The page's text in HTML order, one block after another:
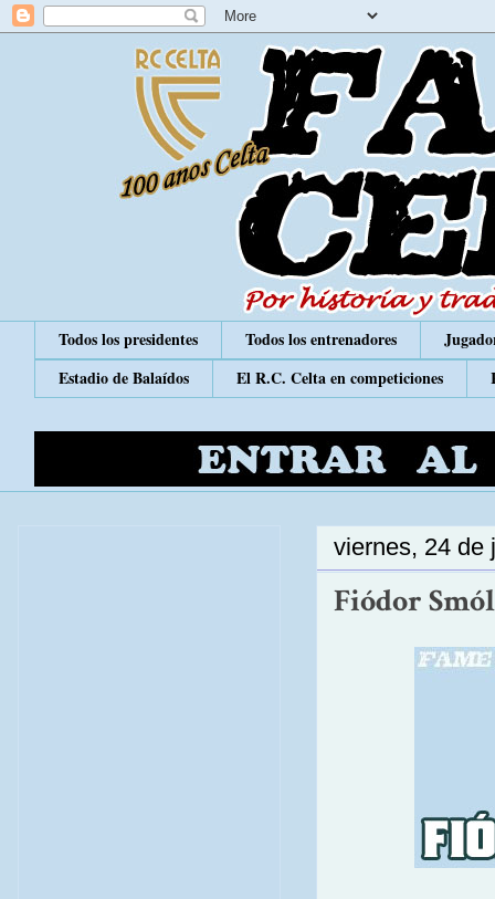
Todos los presidentes Todos los entrenadores
Estadio de Balaídos
El R.C. Celta en competiciones
viernes, 24 de
Fiódor